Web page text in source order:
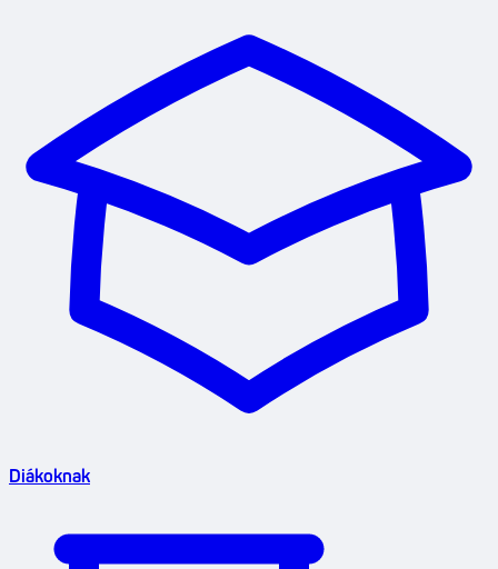
Diákoknak